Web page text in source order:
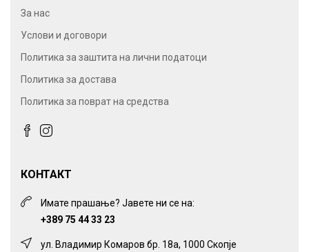
За нас
Услови и договори
Политика за заштита на лични податоци
Политика за достава
Политика за поврат на средства
КОНТАКТ
Имате прашање? Јавете ни се на:
+389 75 44 33 23
ул. Владимир Комаров бр. 18а, 1000 Скопје